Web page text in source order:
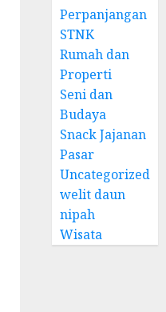
Perpanjangan
STNK
Rumah dan
Properti
Seni dan
Budaya
Snack Jajanan
Pasar
Uncategorized
welit daun
nipah
Wisata